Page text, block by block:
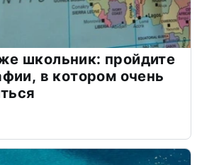
школьник: пройдите
в котором очень